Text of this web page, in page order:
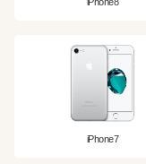
iPhone7